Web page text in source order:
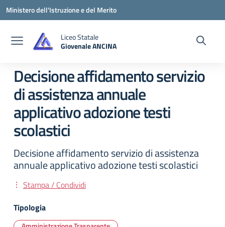
Vai ai contenuti
Vai al menu di navigazione
Vai al footer
Ministero dell'Istruzione e del Merito
Liceo Statale
Giovenale ANCINA
Decisione affidamento servizio
di assistenza annuale
applicativo adozione testi
scolastici
Decisione affidamento servizio di assistenza
annuale applicativo adozione testi scolastici
Stampa / Condividi
Tipologia